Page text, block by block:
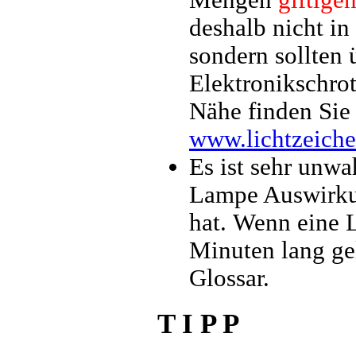
deshalb nicht
sondern sollten
Nähe finden
Es ist sehr
Lampe
hat. Wenn eine
Minuten lang
Glossar.
T I P P